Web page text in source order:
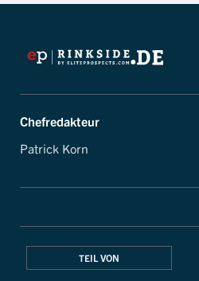
Chefredakteur
Patrick Korn
TEIL VON